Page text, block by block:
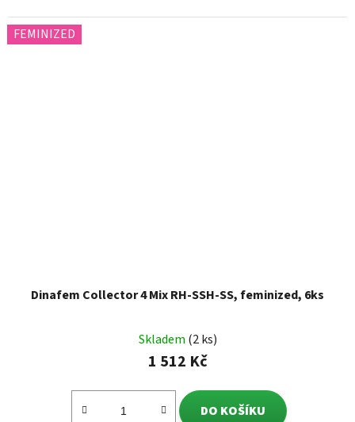
FEMINIZED
Dinafem Collector 4 Mix RH-SSH-SS, feminized, 6ks
Skladem (2 ks)
1 512 Kč
DO KOŠÍKU